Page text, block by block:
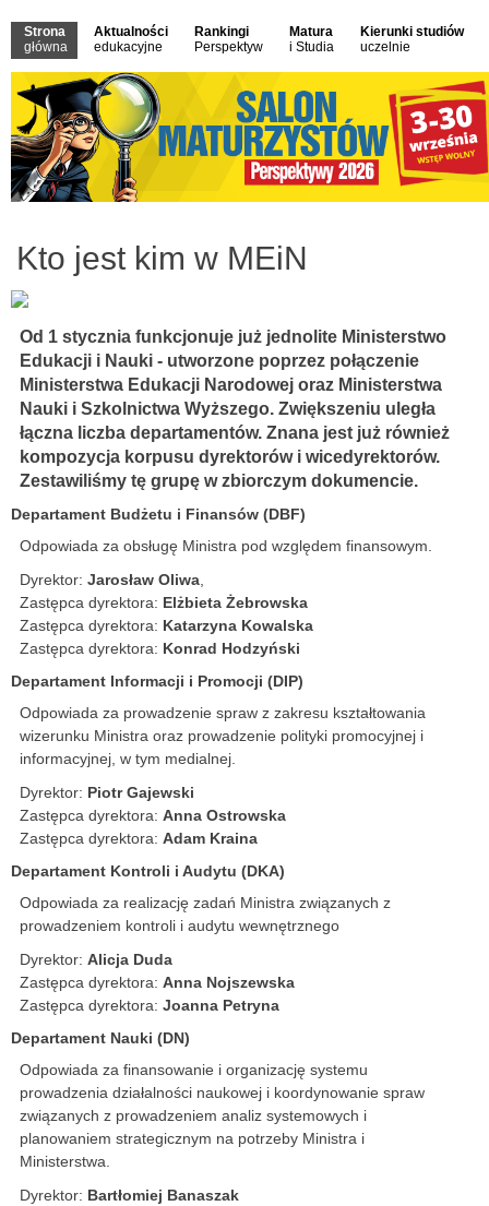
Strona
główna
Aktualności
edukacyjne
Rankingi
Perspektyw
Matura
i Studia
Kierunki studiów
uczelnie
Kto jest kim w MEiN
Od 1 stycznia funkcjonuje już jednolite Ministerstwo
Edukacji i Nauki - utworzone poprzez połączenie
Ministerstwa Edukacji Narodowej oraz Ministerstwa
Nauki i Szkolnictwa Wyższego. Zwiększeniu uległa
łączna liczba departamentów. Znana jest już również
kompozycja korpusu dyrektorów i wicedyrektorów.
Zestawiliśmy tę grupę w zbiorczym dokumencie.
Departament Budżetu i Finansów (DBF)
Odpowiada za obsługę Ministra pod względem finansowym.
Dyrektor: Jarosław Oliwa,
Zastępca dyrektora: Elżbieta Żebrowska
Zastępca dyrektora: Katarzyna Kowalska
Zastępca dyrektora: Konrad Hodzyński
Departament Informacji i Promocji (DIP)
Odpowiada za prowadzenie spraw z zakresu kształtowania
wizerunku Ministra oraz prowadzenie polityki promocyjnej i
informacyjnej, w tym medialnej.
Dyrektor: Piotr Gajewski
Zastępca dyrektora: Anna Ostrowska
Zastępca dyrektora: Adam Kraina
Departament Kontroli i Audytu (DKA)
Odpowiada za realizację zadań Ministra związanych z
prowadzeniem kontroli i audytu wewnętrznego
Dyrektor: Alicja Duda
Zastępca dyrektora: Anna Nojszewska
Zastępca dyrektora: Joanna Petryna
Departament Nauki (DN)
Odpowiada za finansowanie i organizację systemu
prowadzenia działalności naukowej i koordynowanie spraw
związanych z prowadzeniem analiz systemowych i
planowaniem strategicznym na potrzeby Ministra i
Ministerstwa.
Dyrektor: Bartłomiej Banaszak